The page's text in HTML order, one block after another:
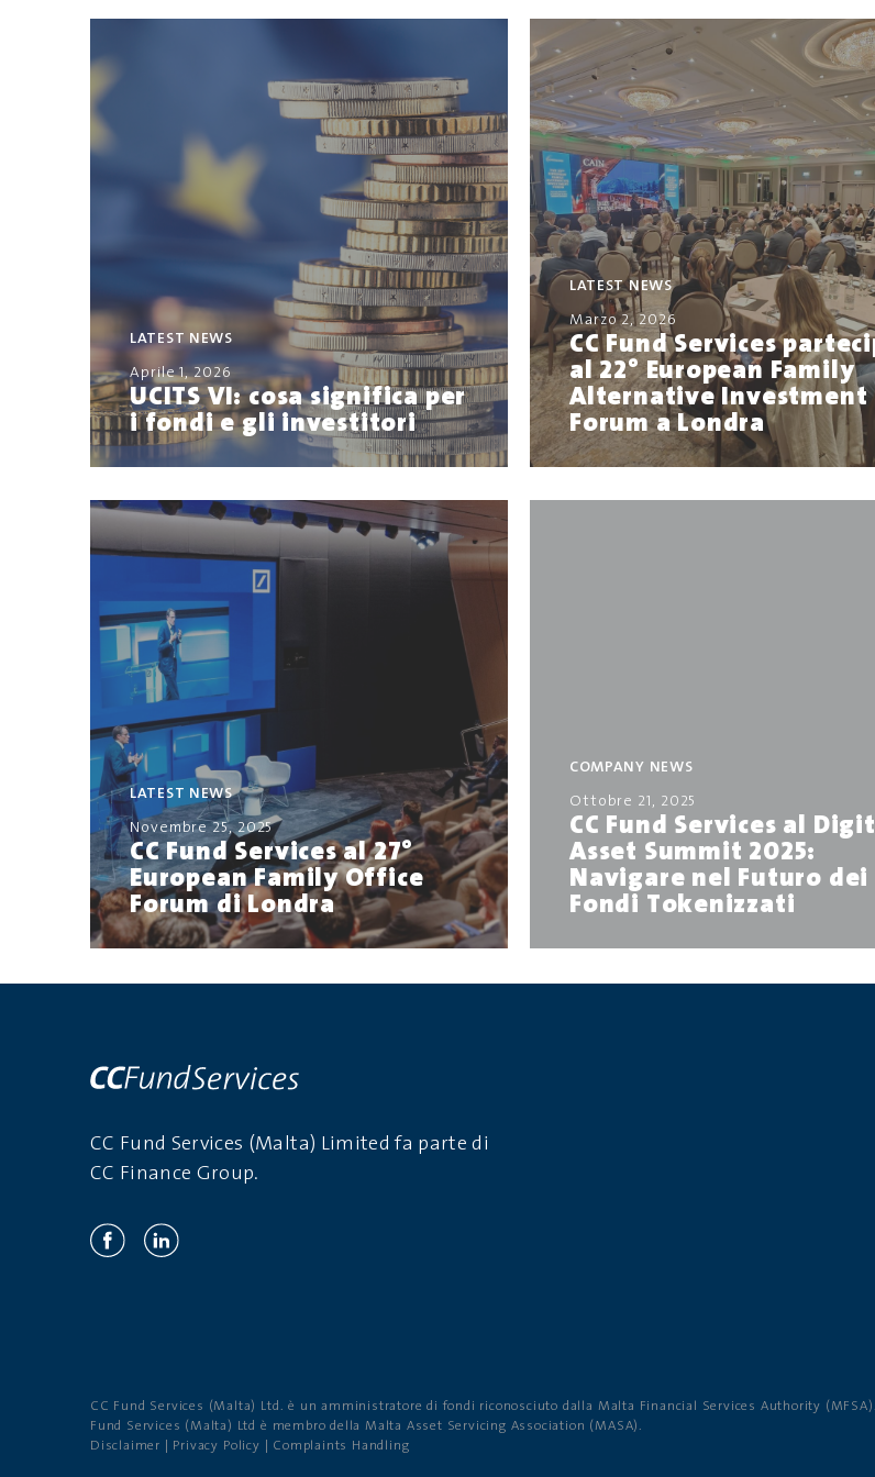
LATEST NEWS
Aprile 1, 2026
UCITS VI: cosa significa per
i fondi e gli investitori
LATEST NEWS
Marzo 2, 2026
CC Fund Services
al 22° European Family
Alternative Investment
Forum a Londra
LATEST NEWS
Novembre 25, 2025
CC Fund Services al 27°
European Family Office
Forum di Londra
COMPANY NEWS
Ottobre 21, 2025
CC Fund Services al
Asset Summit 2025:
Navigare nel Futuro dei
Fondi Tokenizzati
CC Fund Services (Malta) Limited fa parte di
CC Finance Group.
CC Fund Services (Malta) Ltd. è un amministratore di fondi riconosciuto dalla Malta Financial Services Authority
Fund Services (Malta) Ltd è membro della Malta Asset Servicing Association (MASA).
Disclaimer
Privacy Policy Complaints Handling